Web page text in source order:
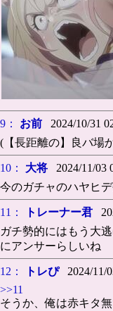
9： お前 2024/10/31
(【長距離の】良バ場
10： 大将 2024/11/03
今のガチャのハヤヒ
11： トレーナー君
ガチ勢的にはもう大
にアンサーらしいね
12： トレぴ2024/11/
>>11
そうか、俺は赤キタ